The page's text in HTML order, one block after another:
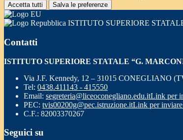
Accetta tutti Salva le preferenze
ISTITUTO SUPERIORE
Contatti
ISTITUTO SUPERIORE STATALE “G.
Via J.F. Kennedy, 12 – 31015 CONEGLIANO
Tel: 0438.411143 - 415550
Email: segreteria@liceoconegliano.edu.itLink per
PEC: tvis00200g@pec.istruzione.itLink per
C.F.: 82003370267
Seguici su